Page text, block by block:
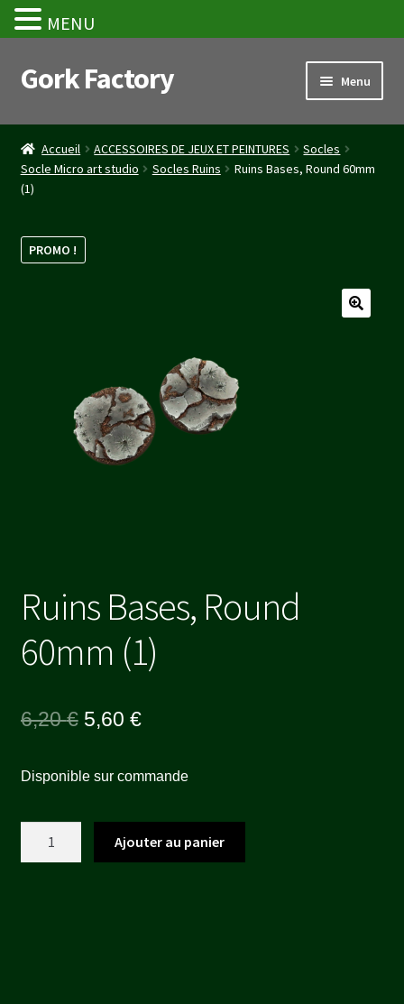
Aller
à
navigation
Aller
au
Gork Factory Menu
Accueil
CGV
Panier
Validation de la commande
Accueil ACCESSOIRES DE JEUX ET PEINTURES
Socles
Socle Micro art studio
Socles Ruins
Ruins Bases, Round 60mm
(1)
PROMO !
Ruins Bases, Round
60mm (1)
6,20€ Le
initial
était :
6,20 €.
5,60 €Le
actuel
est :
5,60 €.
Disponible sur commande
Ajouter au panier
MENU